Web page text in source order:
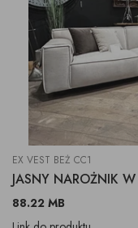
EX VEST BEŻ CC1
JASNY NAROŻNIK
88.22 MB